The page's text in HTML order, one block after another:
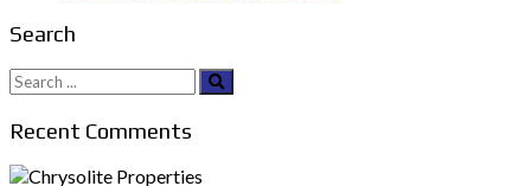
Search
Search
for:
Recent Comments